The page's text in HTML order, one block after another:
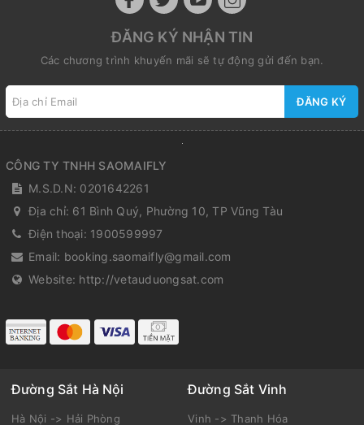
ĐĂNG KÝ NHẬN TIN
Các chương trình khuyến mãi sẽ tự động gửi đến bạn.
ĐĂNG KÝ
CÔNG TY TNHH SAOMAIFLY
Địa chỉ:61 Bình Quý, Phường 10, TP Vũng Tàu
Điện thoại: 1900599997
Website: http://vetauduongsat.com